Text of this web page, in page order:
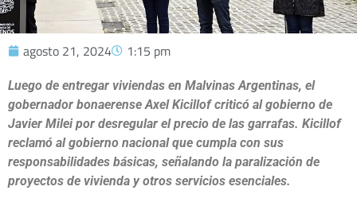
agosto 21, 2024 1:15 pm
Luego de entregar viviendas en Malvinas Argentinas, el
gobernador bonaerense Axel Kicillof criticó al gobierno de
Javier Milei por desregular el precio de las garrafas. Kicillof
reclamó al gobierno nacional que cumpla con sus
responsabilidades básicas, señalando la paralización de
proyectos de vivienda y otros servicios esenciales.